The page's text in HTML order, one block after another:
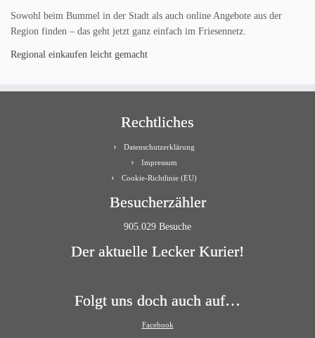
Sowohl beim Bummel in der Stadt als auch online Angebote aus der
Region finden – das geht jetzt ganz einfach im Friesennetz.
Regional einkaufen leicht gemacht
Rechtliches
Datenschutzerklärung
Impressum
Cookie-Richtlinie (EU)
Besucherzähler
905.029 Besuche
Der aktuelle Lecker Kurier!
Folgt uns doch auch auf…
Facebook